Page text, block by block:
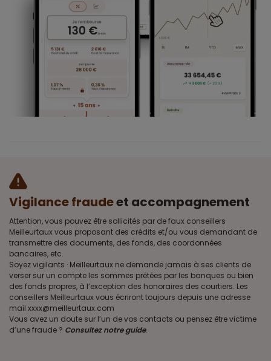
Vigilance fraudeet accompagnement
Attention, vous pouvez être sollicités par de faux conseillers
Meilleurtaux vous proposant des crédits et/ou vous demandant de
transmettre des documents, des fonds, des coordonnées
bancaires, etc.
Soyez vigilants · Meilleurtaux ne demande jamais à ses clients de
verser sur un compte les sommes prêtées par les banques ou bien
des fonds propres, à l’exception des honoraires des courtiers. Les
conseillers Meilleurtaux vous écriront toujours depuis une adresse
mail xxxx@meilleurtaux.com
Vous avez un doute sur l’un de vos contacts ou pensez être victime
d’une fraude ? Consultez notre guide.